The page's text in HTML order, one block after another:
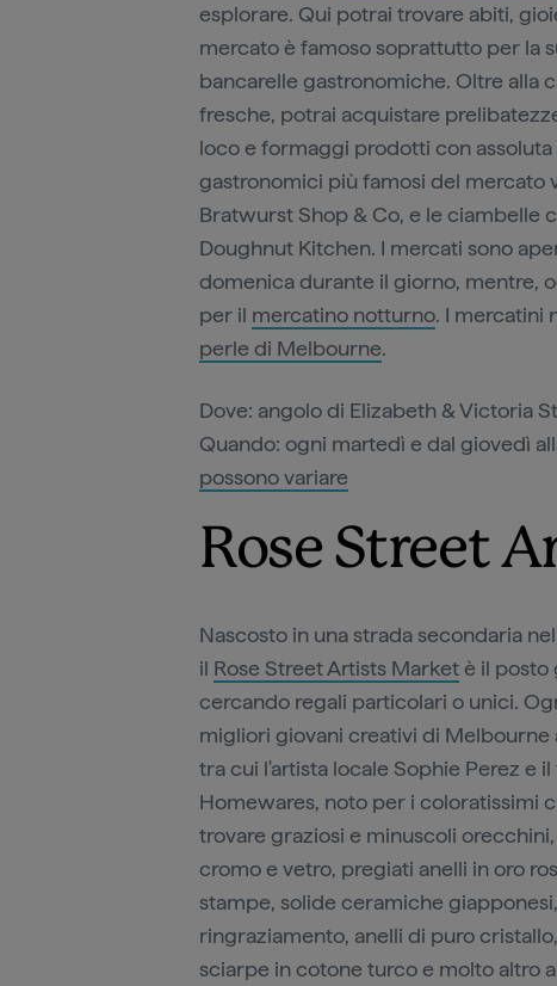
esplorare. Qui potrai trovare abiti,
mercato è famoso soprattutto per la
bancarelle gastronomiche. Oltre alla
fresche, potrai acquistare
loco e formaggi prodotti con
gastronomici più famosi del mercato
Bratwurst Shop & Co, e le ciambelle
Doughnut Kitchen. I mercati sono
domenica durante il giorno, mentre,
per il mercatino notturno. I mercatini
perle di Melbourne.
Dove: angolo di Elizabeth & Victoria
Quando: ogni martedì e dal giovedì
possono variare
Rose Street
Nascosto in una strada secondaria
il Rose Street Artists Marketè il posto
cercando regali particolari o unici.
migliori giovani creativi di Melbourne
tra cui l'artista locale Sophie Perez e
Homewares, noto per i coloratissimi
trovare graziosi e minuscoli
cromo e vetro, pregiati anelli in oro
stampe, solide ceramiche
ringraziamento, anelli di puro
sciarpe in cotone turco e molto altro